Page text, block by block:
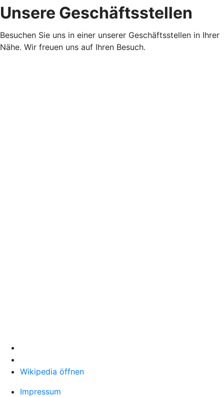
Unsere Geschäftsstellen
Besuchen Sie uns in einer unserer Geschäftsstellen in Ihrer
Nähe. Wir freuen uns auf Ihren Besuch.
Wikipedia öffnen
Impressum